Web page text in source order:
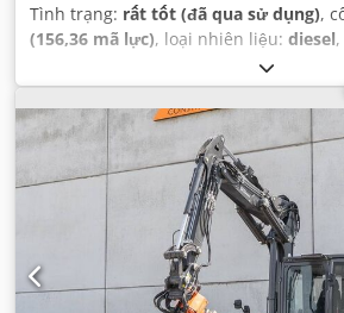
Tình trạng: rất tốt (đã qua sử dụng),
(156,36 mã lực), loại nhiên liệu: diesel
, Năm sản
động:15.109 h,